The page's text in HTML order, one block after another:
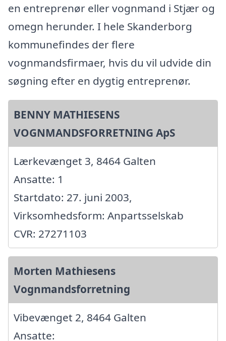
en entreprenør eller vognmand i Stjær og
omegn herunder. I hele Skanderborg
kommunefindes der flere
vognmandsfirmaer, hvis du vil udvide din
søgning efter en dygtig entreprenør.
BENNY MATHIESENS
VOGNMANDSFORRETNING ApS
Lærkevænget 3, 8464 Galten
Ansatte: 1
Startdato: 27. juni 2003,
Virksomhedsform: Anpartsselskab
CVR: 27271103
Morten Mathiesens
Vognmandsforretning
Vibevænget 2, 8464 Galten
Ansatte: